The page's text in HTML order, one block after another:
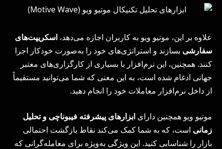
علاوه بر این، موتیو ویو به کاربران اجازه می‌دهد، اسکریپت‌های
سفارشی بسازند و استراتژی‌های خود را به‌صورت خودکار اجرا
کنند. همچنین، این نرم‌افزار با بسیاری از کارگزاری‌های معتبر
جهانی ادغام شده است، به این معنی که شما می‌توانید مستقیماً
از داخل نرم‌افزار معاملات خود را انجام دهید.
موتیو ویو همچنین دارای ابزارهای پیشرفته فیبوناچی و تحلیل
زمانی است، که به شما کمک می‌کند نقاط بازگشت احتمالی
بازار را شناسایی کنید. این ویژگی به‌ویژه برای معامله‌گرانی که